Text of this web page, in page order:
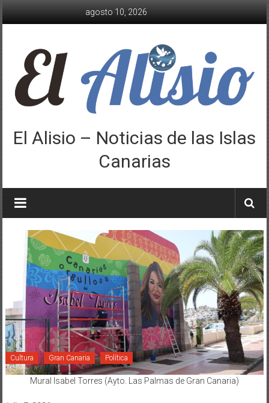
agosto 10, 2026
El Alisio – Noticias de las Islas
Canarias
Cultura Gran Canaria Política
Mural Isabel Torres (Ayto. Las Palmas de Gran Canaria)